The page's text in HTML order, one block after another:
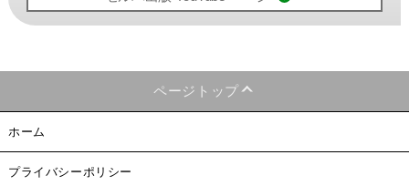
ページトップ
ホーム
プライバシーポリシー